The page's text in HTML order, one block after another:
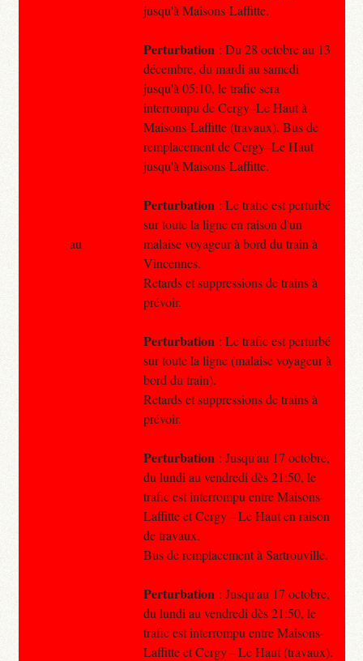
jusqu'à Maisons-Laffitte.
Perturbation : Du 28 octobre au 13
décembre, du mardi au samedi
jusqu'à 05:10, le trafic sera
interrompu de Cergy–Le Haut à
Maisons-Laffitte (travaux). Bus de
remplacement de Cergy–Le Haut
jusqu'à Maisons-Laffitte.
Perturbation : Le trafic est perturbé
sur toute la ligne en raison d'un
malaise voyageur à bord du train à
Vincennes.
Retards et suppressions de trains à
prévoir.
Perturbation : Le trafic est perturbé
sur toute la ligne (malaise voyageur à
bord du train).
Retards et suppressions de trains à
prévoir.
Perturbation : Jusqu'au 17 octobre,
du lundi au vendredi dès 21:50, le
trafic est interrompu entre Maisons-
Laffitte et Cergy – Le Haut en raison
de travaux.
Bus de remplacement à Sartrouville.
Perturbation : Jusqu'au 17 octobre,
du lundi au vendredi dès 21:50, le
trafic est interrompu entre Maisons-
Laffitte et Cergy – Le Haut (travaux).
au